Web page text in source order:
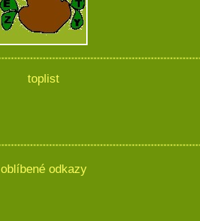
toplist
oblíbené odkazy